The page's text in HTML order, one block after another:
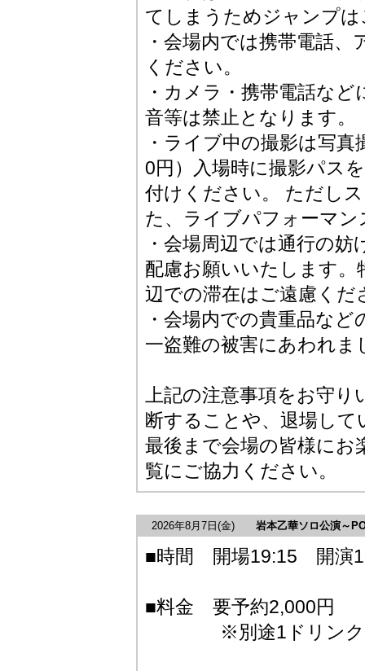
てしまうためジャンプ
・会場内では携帯電話
ください。
・カメラ・携帯電話な
音等は禁止となります。
・ライブ中の撮影は写
0円）入場時に撮影パス
付けください。 ただし
た、ライブパフォーマ
・会場周辺では通行の
配慮お願いいたします。
辺での滞在はご遠慮くだ
・会場内での貴重品な
一盗難の被害にあわれ
上記の注意事項をお守
断することや、退場し
最後まで会場の皆様にお
覧にご協力ください。
2026年8月7日 (金) 岩本乙華ソロ公演～
■時間 開場19:15 開演
■料金 要予約2,000円
※別途1ドリンク